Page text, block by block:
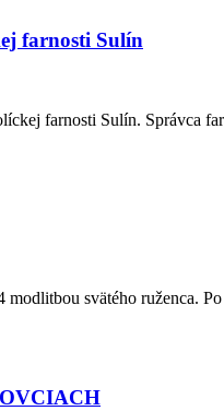
farnosti Sulín
farnosti Sulín. Správca
svätého ruženca.